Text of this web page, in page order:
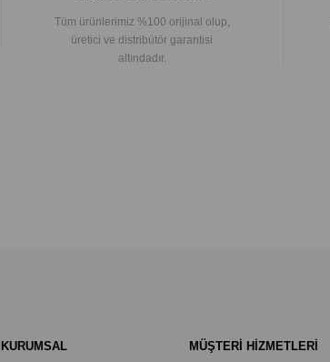
Tüm ürünlerimiz %100 orijinal olup,
üretici ve distribütör garantisi
altındadır.
KURUMSAL MÜŞTERİ HİZMETLERİ